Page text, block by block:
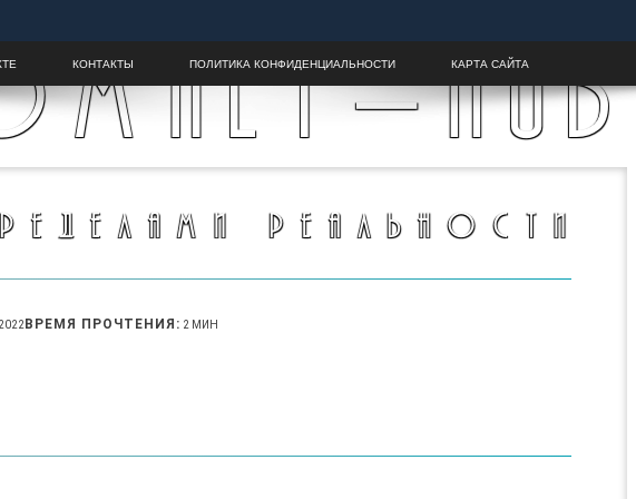
HUB
РЕАЛЬНОСТИ
КОНТАКТЫ ПОЛИТИКА КОНФИДЕНЦИАЛЬНОСТИ КАРТА САЙТА
ВРЕМЯ ПРОЧТЕНИЯ: 2 МИН